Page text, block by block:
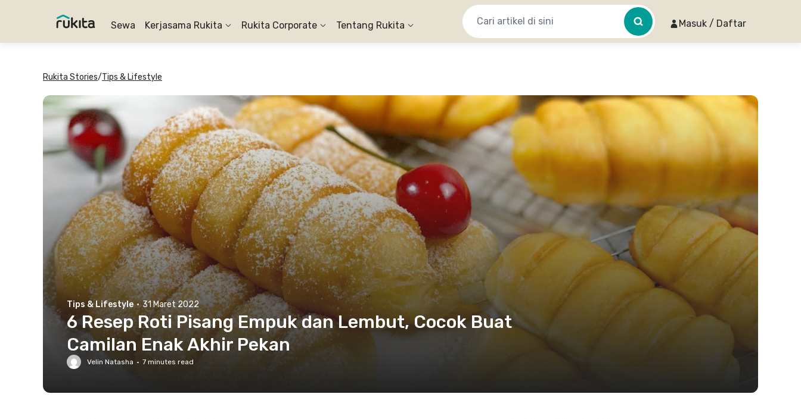
Sewa Kerjasama Rukita Rukita Corporate Tentang Rukita Masuk / Daftar
Rukita Stories/Tips & Lifestyle
Tips & Lifestyle · 31 Maret 2022
6 Resep Roti Pisang Empuk dan Lembut, Cocok Buat
Camilan Enak Akhir Pekan
Velin Natasha · 7 minutes read